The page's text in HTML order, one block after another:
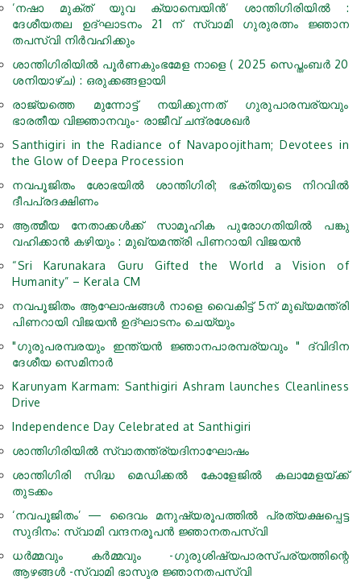
‘നഷാ മുക്ത് യുവ ക്യാമ്പെയിന്‍‘ ശാന്തിഗിരിയില്‍ :
ദേശീയതല ഉദ്ഘാടനം 21 ന് സ്വാമി ഗുരുരത്നം ജ്ഞാന
തപസ്വി നിര്‍വഹിക്കും
ശാന്തിഗിരിയിൽ പൂർണകുംഭമേള നാളെ ( 2025 സെപ്തംബര്‍ 20
ശനിയാഴ്ച) : ഒരുക്കങ്ങളായി
രാജ്യത്തെ മുന്നോട്ട് നയിക്കുന്നത് ഗുരുപാരമ്പര്യവും
ഭാരതീയ വിജ്ഞാനവും- രാജീവ് ചന്ദ്രശേഖര്‍
Santhigiri in the Radiance of Navapoojitham; Devotees in
the Glow of Deepa Procession
നവപൂജിതം ശോഭയില്‍ ശാന്തിഗിരി; ഭക്തിയുടെ നിറവില്‍
ദീപപ്രദക്ഷിണം
ആത്മീയ നേതാക്കള്‍ക്ക് സാമൂഹിക പുരോഗതിയില്‍ പങ്കു
വഹിക്കാന്‍ കഴിയും : മുഖ്യമന്ത്രി പിണറായി വിജയന്‍
“Sri Karunakara Guru Gifted the World a Vision of
Humanity” – Kerala CM
നവപൂജിതം ആഘോഷങ്ങള്‍ നാളെ വൈകിട്ട് 5ന് മുഖ്യമന്ത്രി
പിണറായി വിജയന്‍ ഉദ്ഘാടനം ചെയ്യും
"ഗുരുപരമ്പരയും ഇന്ത്യൻ ജ്ഞാനപാരമ്പര്യവും " ദ്വിദിന
ദേശീയ സെമിനാർ
Karunyam Karmam: Santhigiri Ashram launches Cleanliness
Drive
Independence Day Celebrated at Santhigiri
ശാന്തിഗിരിയിൽ സ്വാതന്ത്ര്യദിനാഘോഷം
ശാന്തിഗിരി സിദ്ധ മെഡിക്കൽ കോളേജിൽ കലാമേളയ്ക്ക്
തുടക്കം
‘നവപൂജിതം’ — ദൈവം മനുഷ്യരൂപത്തിൽ പ്രത്യക്ഷപ്പെട്ട
സുദിനം: സ്വാമി വന്ദനരൂപൻ ജ്ഞാനതപസ്വി
ധർമ്മവും കർമ്മവും -ഗുരുശിഷ്യപാരസ്പര്യത്തിന്റെ
ആഴങ്ങൾ -സ്വാമി ഭാസുര ജ്ഞാനതപസ്വി